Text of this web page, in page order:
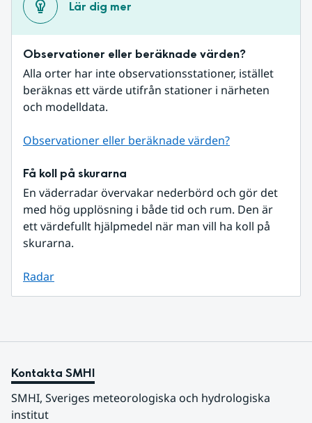
Lär dig mer
Observationer eller beräknade värden?
Alla orter har inte observationsstationer, istället
beräknas ett värde utifrån stationer i närheten
och modelldata.
Observationer eller beräknade värden?
Få koll på skurarna
En väderradar övervakar nederbörd och gör det
med hög upplösning i både tid och rum. Den är
ett värdefullt hjälpmedel när man vill ha koll på
skurarna.
Radar
Kontakta SMHI
SMHI, Sveriges meteorologiska och hydrologiska
institut